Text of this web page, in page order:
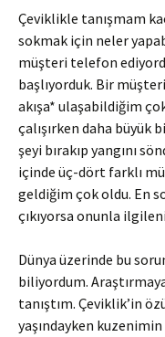
Çeviklikle tanışmam
sokmak için neler
müşteri telefon
başlıyorduk. Bir
akışa* ulaşabildiğim
çalışırken daha büyük
şeyi bırakıp yangını
içinde üç-dört farklı
geldiğim çok oldu. En
çıkıyorsa onunla
Dünya üzerinde bu
biliyordum.
tanıştım. Çeviklik’in
yaşındayken